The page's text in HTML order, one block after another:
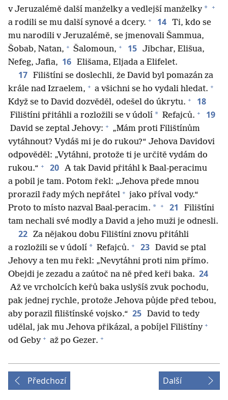
v Jeruzalémě další manželky a vedlejší manželky * +
a rodili se mu další synové a dcery. + 14 Ti, kdo se
mu narodili v Jeruzalémě, se jmenovali Šammua,
Šobab, Natan, + Šalomoun, + 15 Jibchar, Elišua,
Nefeg, Jafia, 16 Elišama, Eljada a Elifelet.
17 Filištíni se doslechli, že David byl pomazán za
krále nad Izraelem, + a všichni se ho vydali hledat. +
Když se to David dozvěděl, odešel do úkrytu. + 18
Filištíni přitáhli a rozložili se v údolí * Refajců. + 19
David se zeptal Jehovy: + „Mám proti Filištínům
vytáhnout? Vydáš mi je do rukou?“ Jehova Davidovi
odpověděl: „Vytáhni, protože ti je určitě vydám do
rukou.“ + 20 A tak David přitáhl k Baal-peracimu
a pobil je tam. Potom řekl: „Jehova přede mnou
prorazil řady mých nepřátel + jako příval vody.“
Proto to místo nazval Baal-peracim. * + 21
Filištíni
tam nechali své modly a David a jeho muži je odnesli.
22 Za nějakou dobu Filištíni znovu přitáhli
a rozložili se v údolí * Refajců. + 23 David se ptal
Jehovy a ten mu řekl: „Nevytáhni proti nim přímo.
Obejdi je zezadu a zaútoč na ně před keři baka. 24
Až ve vrcholcích keřů baka uslyšíš zvuk pochodu,
pak jednej rychle, protože Jehova půjde před tebou,
aby porazil filištínské vojsko.“ 25 David to tedy
udělal, jak mu Jehova přikázal, a pobíjel Filištíny +
od Geby + až po Gezer. +
Předchozí Další